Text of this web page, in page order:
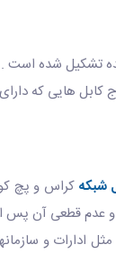
تشکیل شده
هایی که دارای
شبکه کراس و پچ
و عدم قطعی آن پس
ادارات و